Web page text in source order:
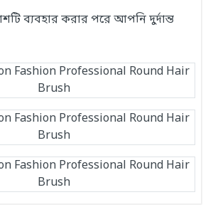
ব্যবহার করার পরে আপনি দুর্দান্ত